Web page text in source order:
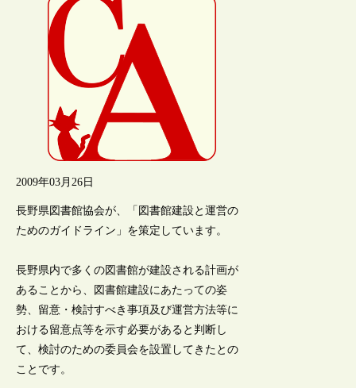
2009年03月26日
長野県図書館協会が、「図書館建設と運営の
ためのガイドライン」を策定しています。
長野県内で多くの図書館が建設される計画が
あることから、図書館建設にあたっての姿
勢、留意・検討すべき事項及び運営方法等に
おける留意点等を示す必要があると判断し
て、検討のための委員会を設置してきたとの
ことです。